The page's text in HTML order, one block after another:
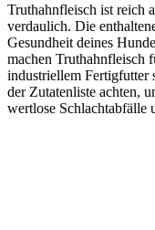
Truthahnfleisch ist reich
verdaulich. Die
Gesundheit deines
machen Truthahnfleisch
industriellem Fertigfutter
der Zutatenliste achten,
wertlose Schlachtabfälle